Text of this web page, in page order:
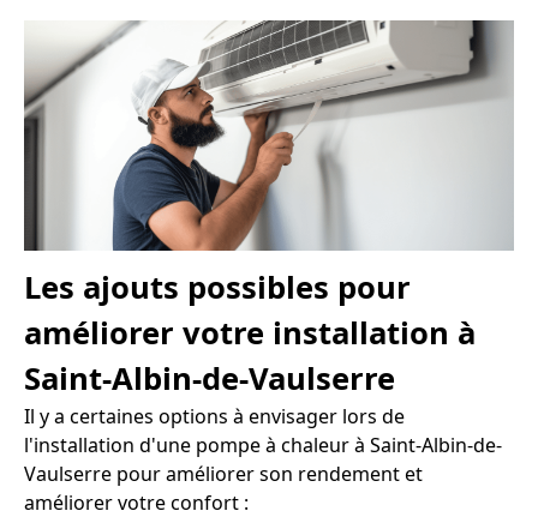
Les ajouts possibles pour
améliorer votre installation à
Saint-Albin-de-Vaulserre
Il y a certaines options à envisager lors de
l'installation d'une pompe à chaleur à Saint-Albin-de-
Vaulserre pour améliorer son rendement et
améliorer votre confort :